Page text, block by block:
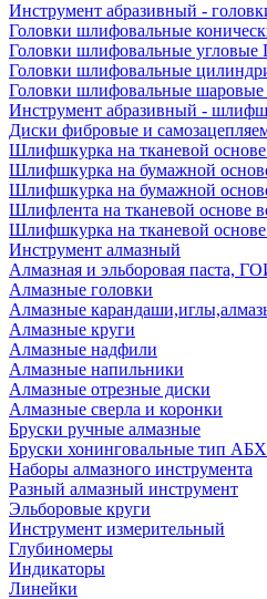
Инструмент абразивный -
Головки шлифовальные
Головки шлифовальные угловые
Головки шлифовальные
Головки шлифовальные
Инструмент абразивный -
Диски фибровые и
Шлифшкурка на тканевой основе
Шлифшкурка на бумажной
Шлифшкурка на бумажной
Шлифлента на тканевой основе
Шлифшкурка на тканевой основе
Инструмент алмазный
Алмазная и эльборовая паста,
Алмазные головки
Алмазные
Алмазные круги
Алмазные надфили
Алмазные напильники
Алмазные отрезные диски
Алмазные сверла и коронки
Бруски ручные алмазные
Бруски хонинговальные тип АБХ
Наборы алмазного инструмента
Разный алмазный инструмент
Эльборовые круги
Инструмент измерительный
Глубиномеры
Индикаторы
Линейки